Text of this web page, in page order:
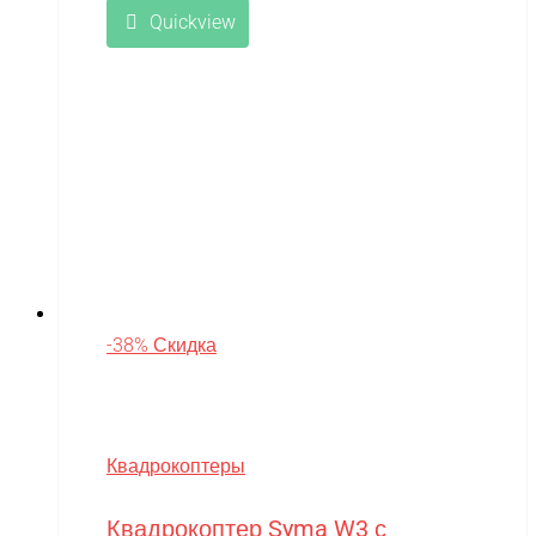
Quickview
-38% Скидка
Квадрокоптеры
Квадрокоптер Syma W3 с